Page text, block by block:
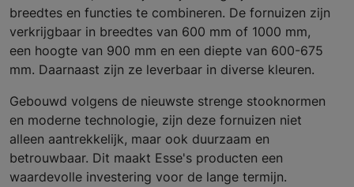
breedtes en functies te combineren. De fornuizen zijn
verkrijgbaar in breedtes van 600 mm of 1000 mm,
een hoogte van 900 mm en een diepte van 600-675
mm. Daarnaast zijn ze leverbaar in diverse kleuren.
Gebouwd volgens de nieuwste strenge stooknormen
en moderne technologie, zijn deze fornuizen niet
alleen aantrekkelijk, maar ook duurzaam en
betrouwbaar. Dit maakt Esse's producten een
waardevolle investering voor de lange termijn.